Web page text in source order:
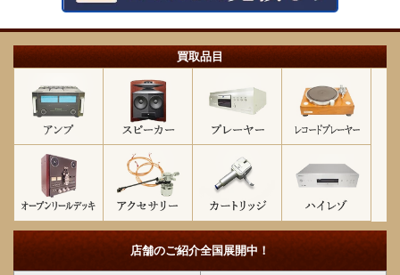
買取品目
店舗のご紹介全国展開中！